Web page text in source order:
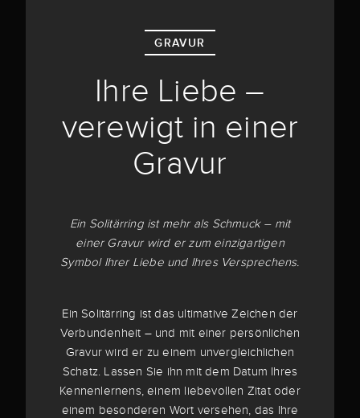
GRAVUR
Ihre Liebe –
verewigt in einer
Gravur
Ein Solitärring ist mehr als Schmuck – mit
einer Gravur wird er zum einzigartigen
Symbol Ihrer Liebe und Ihres Versprechens.
Ein Solitärring ist das ultimative Zeichen der
Verbundenheit – und mit einer persönlichen
Gravur wird er zu einem unvergleichlichen
Schatz. Lassen Sie ihn mit dem Datum Ihres
Kennenlernens, einem liebevollen Zitat oder
einem besonderen Wort versehen, das Ihre